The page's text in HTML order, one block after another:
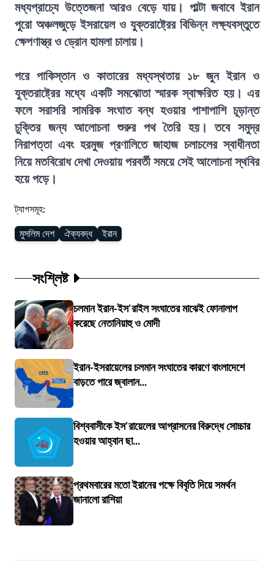
মধ্যপ্রাচ্যে উত্তেজনা আরও বেড়ে যায়। পাল্টা জবাবে ইরান
পুরো অঞ্চলজুড়ে ইসরায়েল ও যুক্তরাষ্ট্রের বিভিন্ন লক্ষ্যবস্তুতে
ক্ষেপণাস্ত্র ও ড্রোন হামলা চালায়।
পরে পাকিস্তান ও কাতারের মধ্যস্থতায় ১৮ জুন ইরান ও
যুক্তরাষ্ট্রের মধ্যে একটি সমঝোতা স্মারক স্বাক্ষরিত হয়। এর
ফলে সরাসরি সামরিক সংঘাত বন্ধ হওয়ার পাশাপাশি চূড়ান্ত
চুক্তির জন্য আলোচনা শুরুর পথ তৈরি হয়। তবে সমুদ্র
নিরাপত্তা এবং হরমুজ প্রণালিতে জাহাজ চলাচলের স্বাধীনতা
নিয়ে মতবিরোধ দেখা দেওয়ায় পরবর্তী সময়ে সেই আলোচনা স্থবির
হয়ে পড়ে।
ট্যাগসমূহ:
মুসলিম দেশ ঐক্যবদ্ধ ইরান
সংশ্লিষ্ট
চলমান ইরান-ইস'রাইল সংঘাতের মাঝেই ফোনালাপ
করেছে নেতানিয়াহু ও মোদী
ইরান-ইসরায়েলের চলমান সংঘাতের কারণে বাংলাদেশে
বাড়তে পারে জ্বালান...
বিশ্ববাসীকে ইস'রায়েলের আগ্রাসনের বিরুদ্ধে সোচ্চার
হওয়ার আহ্বান ছা...
প্রথমবারের মতো ইরানের পক্ষে বিবৃতি দিয়ে সমর্থন
জানালো রাশিয়া